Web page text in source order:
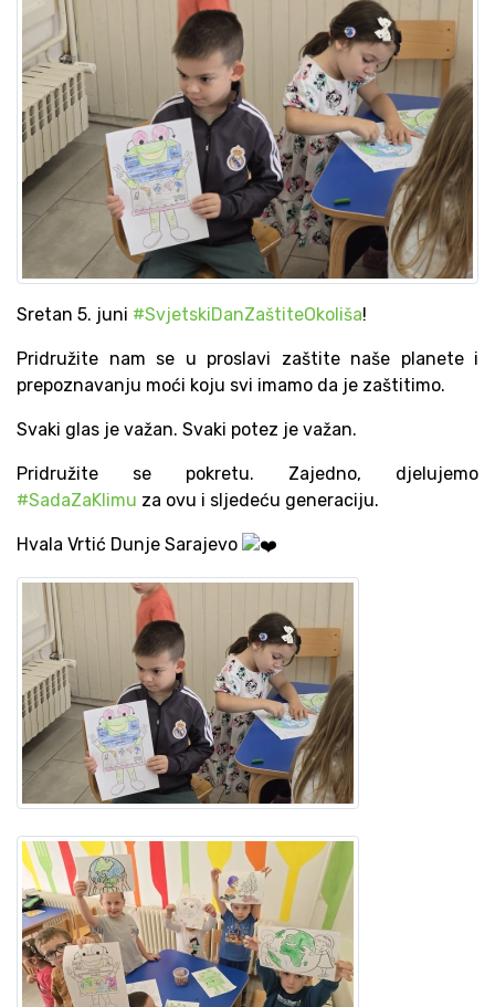
Sretan 5. juni #SvjetskiDanZaštiteOkoliša!
Pridružite nam se u proslavi zaštite naše planete i
prepoznavanju moći koju svi imamo da je zaštitimo.
Svaki glas je važan. Svaki potez je važan.
Pridružite se pokretu. Zajedno, djelujemo
#SadaZaKlimu za ovu i sljedeću generaciju.
Hvala Vrtić Dunje Sarajevo